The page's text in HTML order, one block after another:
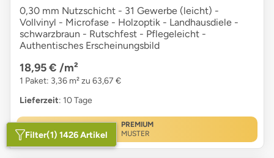
0,30 mm Nutzschicht - 31 Gewerbe (leicht) -
Vollvinyl - Microfase - Holzoptik - Landhausdiele -
schwarzbraun - Rutschfest - Pflegeleicht -
Authentisches Erscheinungsbild
18,95 € /m²
1 Paket: 3,36 m² zu 63,67 €
Lieferzeit: 10 Tage
PREMIUM
MUSTER
Filter(1) 1426 Artikel